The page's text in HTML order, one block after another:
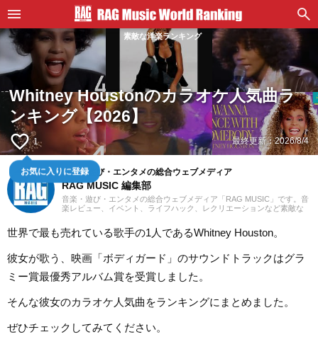
素敵な洋楽ランキング
Whitney Houstonのカラオケ人気曲ラ
ンキング【2026】
favorite_border 1
お気に入りに登録
最終更新：2026/8/4
音楽・遊び・エンタメの総合ウェブメディア
RAG MUSIC 編集部
音楽・遊び・エンタメの総合ウェブメディア「RAG MUSIC」です。音
楽レビュー、イベント、ライフハック、レクリエーションなど素敵な
世界で最も売れている歌手の1人であるWhitney Houston。
彼女が歌う、映画「ボディガード」のサウンドトラックはグラ
ミー賞最優秀アルバム賞を受賞しました。
そんな彼女のカラオケ人気曲をランキングにまとめました。
ぜひチェックしてみてください。